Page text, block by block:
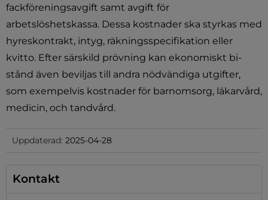
fackföreningsavgift samt avgift för
arbetslöshetskassa. Dessa kostnader ska styrkas med
hyreskontrakt, intyg, räkningsspecifikation eller
kvitto. Efter särskild prövning kan ekonomiskt bi­
stånd även beviljas till andra nödvändiga utgif­ter,
som exempelvis kostnader för barnomsorg, läkarvård,
medicin, och tandvård.
Uppdaterad: 2025-04-28
Kontakt